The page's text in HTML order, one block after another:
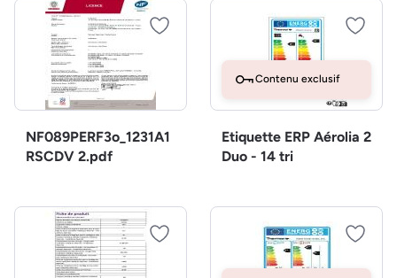
NF089PERF3o_1231A1
RSCDV 2.pdf
Contenu exclusif
Etiquette ERP Aérolia 2
Duo - 14 tri